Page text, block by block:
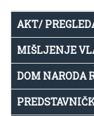
AKT/
MIŠLJENJE
DOM NARODA